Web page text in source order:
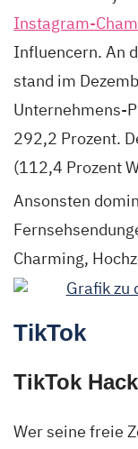
Instagram-
Influencern. An
stand im
Unternehmens-
292,2 Prozent.
(112,4 Prozent
Ansonsten
Charming,
TikTok
TikTok Hack
Wer seine freie